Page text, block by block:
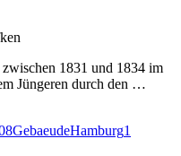
1831 und 1834 im
Jüngeren durch den …
Kategorien
GebaeudeSchlagwörter
Hamburg1